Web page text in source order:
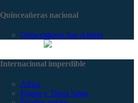
Quinceañeras nacional
Quinceañeras San Andrés
Internacional imperdible
Africa
Egipto y Tierra Santa